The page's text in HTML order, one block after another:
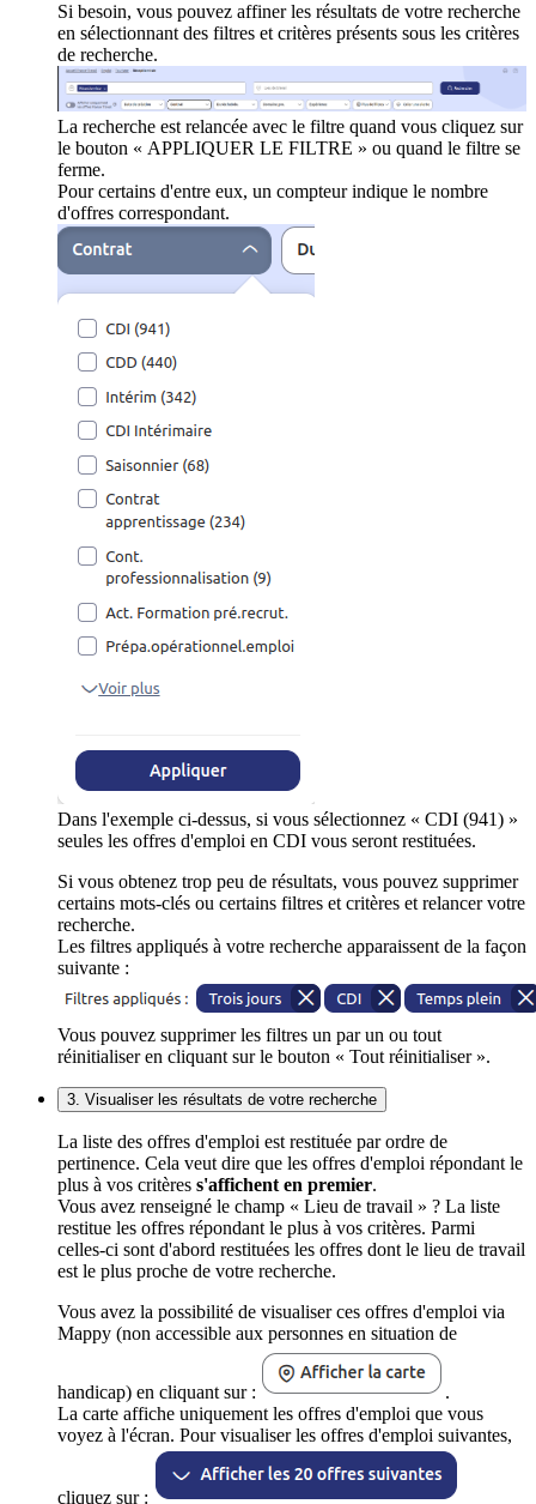
Si besoin, vous pouvez affiner les résultats de votre recherche
en sélectionnant des filtres et critères présents sous les critères
de recherche.
La recherche est relancée avec le filtre quand vous cliquez sur
le bouton « APPLIQUER LE FILTRE » ou quand le filtre se
ferme.
Pour certains d'entre eux, un compteur indique le nombre
d'offres correspondant.
Dans l'exemple ci-dessus, si vous sélectionnez « CDI (941) »
seules les offres d'emploi en CDI vous seront restituées.
Si vous obtenez trop peu de résultats, vous pouvez supprimer
certains mots-clés ou certains filtres et critères et relancer votre
recherche.
Les filtres appliqués à votre recherche apparaissent de la façon
suivante :
Vous pouvez supprimer les filtres un par un ou tout
réinitialiser en cliquant sur le bouton « Tout réinitialiser ».
3. Visualiser les résultats de votre recherche
La liste des offres d'emploi est restituée par ordre de
pertinence. Cela veut dire que les offres d'emploi répondant le
plus à vos critères s'affichent en premier.
Vous avez renseigné le champ « Lieu de travail » ? La liste
restitue les offres répondant le plus à vos critères. Parmi
celles-ci sont d'abord restituées les offres dont le lieu de travail
est le plus proche de votre recherche.
Vous avez la possibilité de visualiser ces offres d'emploi via
Mappy (non accessible aux personnes en situation de
handicap) en cliquant sur :
.
La carte affiche uniquement les offres d'emploi que vous
voyez à l'écran. Pour visualiser les offres d'emploi suivantes,
cliquez sur :